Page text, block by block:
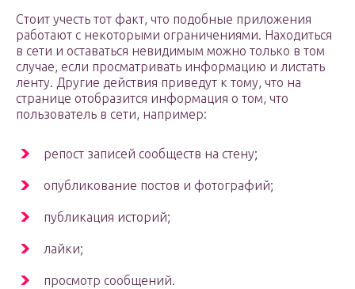
Стоит учесть тот факт, что подобные приложения
работают с некоторыми ограничениями. Находиться
в сети и оставаться невидимым можно только в том
случае, если просматривать информацию и листать
ленту. Другие действия приведут к тому, что на
странице отобразится информация о том, что
пользователь в сети, например:
репост записей сообществ на стену;
опубликование постов и фотографий;
публикация историй;
лайки;
просмотр сообщений.